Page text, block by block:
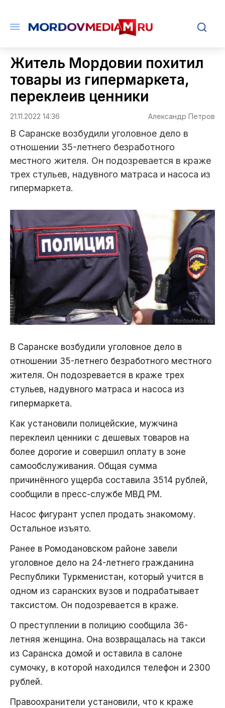
Житель Мордовии похитил
товары из гипермаркета,
переклеив ценники
21.11.2022 14:36 Александр Петров
В Саранске возбудили уголовное дело в
отношении 35-летнего безработного
местного жителя. Он подозревается в краже
трех стульев, надувного матраса и насоса из
гипермаркета.
В Саранске возбудили уголовное дело в
отношении 35-летнего безработного местного
жителя. Он подозревается в краже трех
стульев, надувного матраса и насоса из
гипермаркета.
Как установили полицейские, мужчина
переклеил ценники с дешевых товаров на
более дорогие и совершил оплату в зоне
самообслуживания. Общая сумма
причинённого ущерба составила 3514 рублей,
сообщили в пресс-службе МВД РМ.
Насос фигурант успел продать знакомому.
Остальное изъято.
Ранее в Ромодановском районе завели
уголовное дело на 24-летнего гражданина
Республики Туркменистан, который учится в
одном из саранских вузов и подрабатывает
таксистом. Он подозревается в краже.
О преступлении в полицию сообщила 36-
летняя женщина. Она возвращалась на такси
из Саранска домой и оставила в салоне
сумочку, в которой находился телефон и 2300
рублей.
Правоохранители установили, что к краже